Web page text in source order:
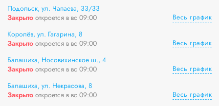
Подольск, ул. Чапаева, 33/33
Закрыто откроется в вс 09:00
Весь график
Королёв, yл. Гагарина, 8
Закрыто откроется в вс 09:00
Весь график
Балашиха, Носовихинское ш., 4
Закрыто откроется в вс 09:00
Весь график
Балашиха, ул. Некрасова, 8
Закрыто откроется в вс 09:00
Весь график